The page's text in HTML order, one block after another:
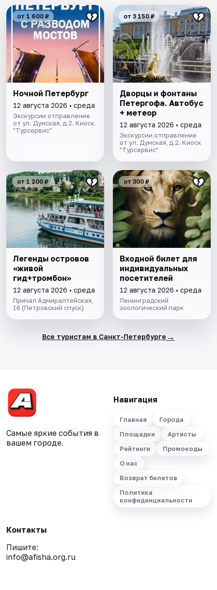
от 1 600 ₽
Ночной Петербург
12 августа 2026 • среда
Экскурсии отправление
от ул. Думская, д.2. Киоск
"Турсервис"
от 3 150 ₽
Дворцы и фонтаны
Петергофа. Автобус
+ метеор
12 августа 2026 • среда
Экскурсии отправление
от ул. Думская, д.2. Киоск
"Турсервис"
от 1 200 ₽
Легенды островов
«живой
гид+тромбон»
12 августа 2026 • среда
Причал Адмиралтейская,
16 (Петровский спуск)
от 300 ₽
Входной билет для
индивидуальных
посетителей
12 августа 2026 • среда
Ленинградский
зоологический парк
Все туристам в Санкт-Петербурге →
Самые яркие события в
вашем городе.
Навигация
Главная
Города
Площадки
Артисты
Рейтинги
Промокоды
О нас
Возврат билетов
Политика
конфиденциальности
Контакты
Пишите:
info@afisha.org.ru